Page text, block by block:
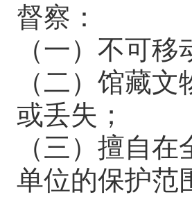
督察：
（一）不可
（二）馆藏
或丢失；
（三）擅自
单位的保护范